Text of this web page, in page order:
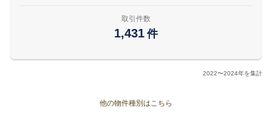
取引件数
1,431 件
2022〜2024年を集計
他の物件種別はこちら